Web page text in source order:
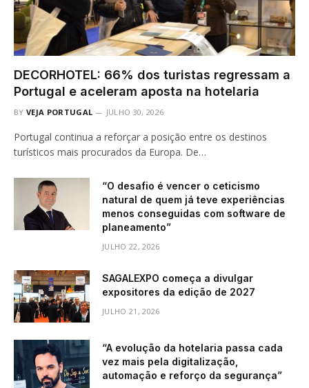
DECORHOTEL: 66% dos turistas regressam a
Portugal e aceleram aposta na hotelaria
BY VEJA PORTUGAL JULHO 30, 2026
Portugal continua a reforçar a posição entre os destinos
turísticos mais procurados da Europa. De…
“O desafio é vencer o ceticismo
natural de quem já teve experiências
menos conseguidas com software de
planeamento”
JULHO 22, 2026
SAGALEXPO começa a divulgar
expositores da edição de 2027
JULHO 21, 2026
“A evolução da hotelaria passa cada
vez mais pela digitalização,
automação e reforço da segurança”